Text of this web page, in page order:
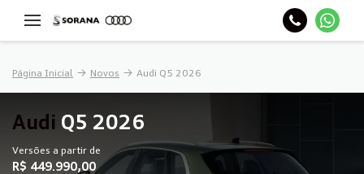
Página Inicial Novos Audi Q5 2026
Audi Q5 2026
Versões a partir de
R$ 449.990,00